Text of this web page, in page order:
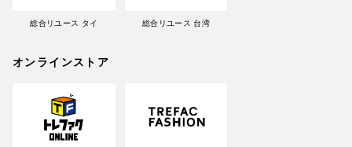
総合リユース タイ 総合リユース 台湾
オンラインストア